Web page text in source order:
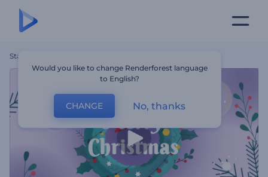
Startseite
Would you like to change Renderforest language
to English?
CHANGE No, thanks